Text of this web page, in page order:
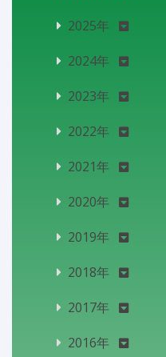
2025年
2024年
2023年
2022年
2021年
2020年
2019年
2018年
2017年
2016年